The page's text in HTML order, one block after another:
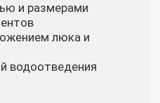
и размерами
люка и
водоотведения